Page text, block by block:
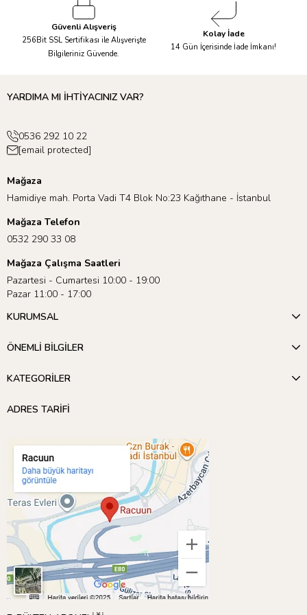
Profesyonel Kuru Temizleme >240cm/ >Ø200cm
Güvenli Alışveriş
256Bit SSL Sertifikası ile Alışverişte
Bilgileriniz Güvende.
Kolay İade
14 Gün İçerisinde İade İmkanı!
YARDIMA MI İHTİYACINIZ VAR?
0536 292 10 22
[email protected]
Mağaza
Hamidiye mah. Porta Vadi T4 Blok No:23 Kağıthane - İstanbul
Mağaza Telefon
0532 290 33 08
Mağaza Çalışma Saatleri
Pazartesi - Cumartesi 10:00 - 19:00
Pazar 11:00 - 17:00
KURUMSAL
ÖNEMLİ BİLGİLER
KATEGORİLER
ADRES TARİFİ